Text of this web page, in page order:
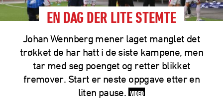
EN DAG DER LITE STEMTE
Johan Wennberg mener laget manglet det
trøkket de har hatt i de siste kampene, men
tar med seg poenget og retter blikket
fremover. Start er neste oppgave etter en
liten pause. VIDEO